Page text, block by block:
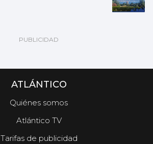
ATLÁNTICO
Quiénes somos
Atlántico TV
Tarifas de publicidad